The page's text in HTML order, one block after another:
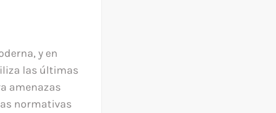
y en
las últimas
amenazas
normativas